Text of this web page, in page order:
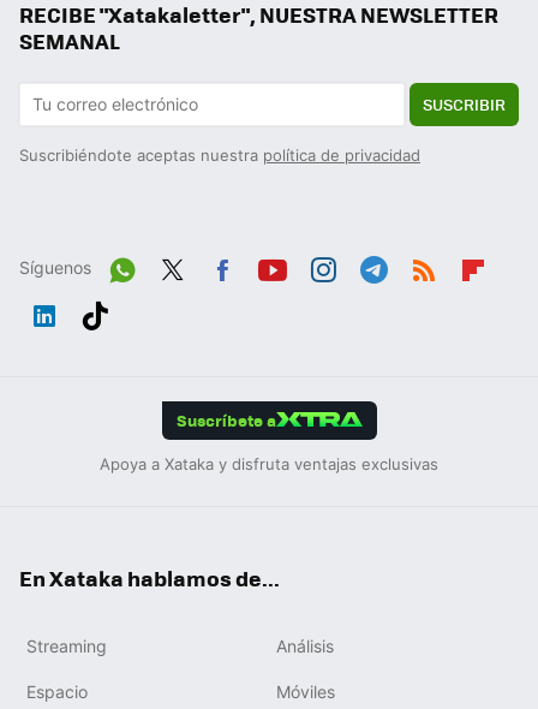
RECIBE "Xatakaletter", NUESTRA NEWSLETTER
SEMANAL
SUSCRIBIR
Suscribiéndote aceptas nuestra política de privacidad
Síguenos
Wh
Suscríbete a
Apoya a Xataka y disfruta ventajas exclusivas
En Xataka hablamos de...
Streaming Análisis
Espacio Móviles